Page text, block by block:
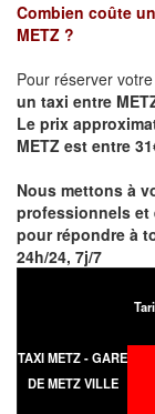
Combien coûte
METZ ?
Pour réserver
un taxi entre
Le prix
METZ est entre
Nous mettons à
professionnels et
pour répondre à
24h/24, 7j/7
TAXI METZ - GARE
DE METZ VILLE